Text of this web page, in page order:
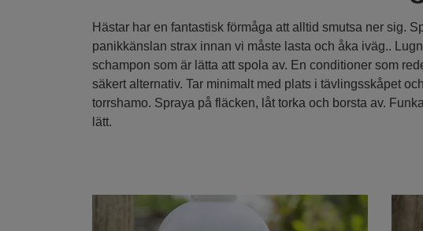
Hästar har en fantastisk förmåga att alltid smutsa ner sig.
panikkänslan strax innan vi måste lasta och åka iväg..
schampon som är lätta att spola av. En conditioner som
säkert alternativ. Tar minimalt med plats i tävlingsskåpet
torrshamo. Spraya på fläcken, låt torka och borsta av.
lätt.